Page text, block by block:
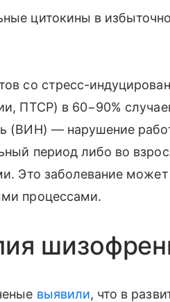
цитокины в
со стресс-
ПТСР) в 60−90%
(ВИН) — нарушение
период либо во
Это заболевание
процессами.
выявили, что в